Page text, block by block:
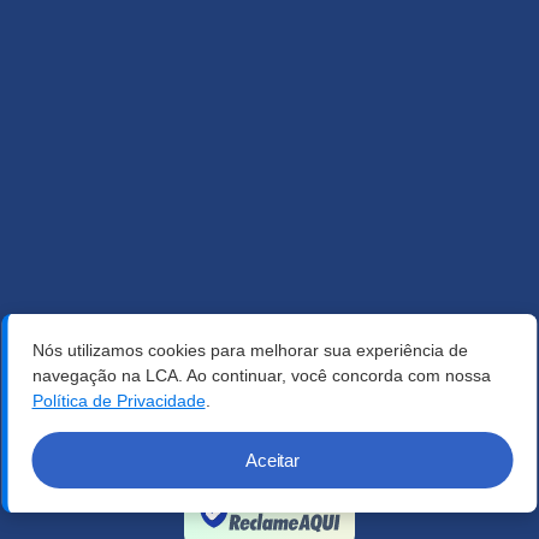
Nós utilizamos cookies para melhorar sua experiência de
navegação na LCA. Ao continuar, você concorda com nossa
Política de Privacidade.
Aceitar